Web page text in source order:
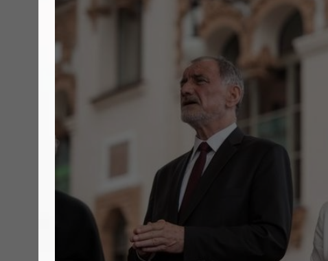
Matka prezydenta
o Janinie
AUTOR: MONIKA SANACKA
Rodzina Dudów stanowi prawdziwy
teściowie, Janina Milewska-Duda oraz Jan
środowisku